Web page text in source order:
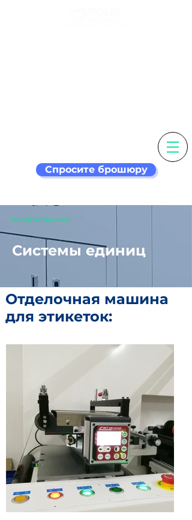
Спросите брошюру
ПОЛЛИ АВТОМАТИКА
Системы единиц
Отделочная машина
для этикеток: